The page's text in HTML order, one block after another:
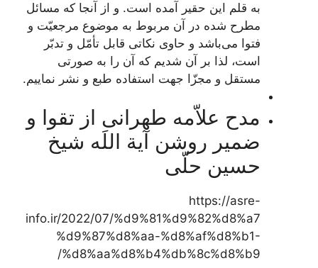
به قلم این حقیر آمده است. و از آنجا که مسائل
مطرح شده در آن مربوط به موضوع مرجعیّت و
فتوا می‌باشد و حاوی نکاتی قابل تأمّل و تدبّر
است، لذا بر آن شدیم که آن را به صورتی
مستقل و مجزّا جهت استفاده طبع و نشر نماییم.
مدح علاّمه طهرانی از تقوا و
ضمیر روشن آیة اللَه شیخ
حسین حلّی
https://asre-
info.ir/2022/07/%d9%81%d9%82%d8%a7
%d9%87%d8%aa-%d8%af%d8%b1-
%d8%aa%d8%b4%db%8c%d8%b9/